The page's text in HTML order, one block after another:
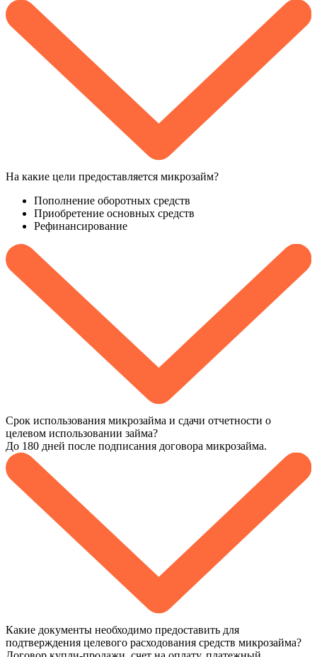
На какие цели предоставляется микрозайм?
Пополнение оборотных средств
Приобретение основных средств
Рефинансирование
Срок использования микрозайма и сдачи отчетности о
целевом использовании займа?
До 180 дней после подписания договора микрозайма.
Какие документы необходимо предоставить для
подтверждения целевого расходования средств микрозайма?